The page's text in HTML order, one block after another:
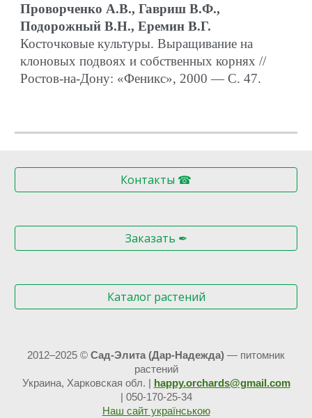
Проворченко А.В., Гавриш В.Ф.,
Подорожный В.Н., Еремин В.Г.
Косточковые культуры. Выращивание на
клоновых подвоях и собственных корнях //
Ростов-на-Дону: «Феникс», 2000 — С. 47.
Контакты ☎
Заказать ✒
Каталог растений
2012–2025 © Сад-Элита (Дар-Надежда) — питомник
растений
Украина, Харковская обл.
happy.orchards@gmail.com
050-170-25-34
Наш сайт українською